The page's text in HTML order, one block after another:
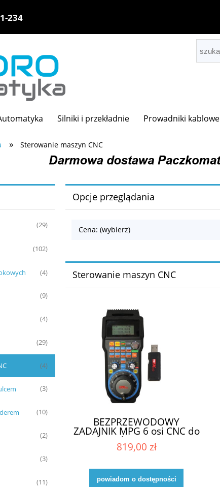
234
Silniki i przekładnie Prowadniki kablowe
» Sterowanie maszyn CNC
(29)
(102)
(4)
(9)
(4)
(29)
(4)
(3)
(10)
(2)
(3)
(11)
Opcje przeglądania
Cena: (wybierz)
Sterowanie maszyn CNC
BEZPRZEWODOWY
ZADAJNIK MPG 6 osi CNC do
MACH3 PikoCNC WHB04-B
819,00 zł
powiadom o dostępności